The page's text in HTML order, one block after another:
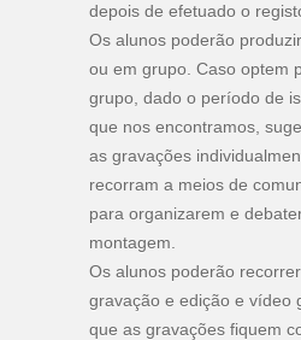
depois de efetuado o
Os alunos poderão
ou em grupo. Caso optem
grupo, dado o período de
que nos encontramos,
as gravações
recorram a meios de
para organizarem e
montagem.
Os alunos poderão
gravação e edição e vídeo
que as gravações fiquem